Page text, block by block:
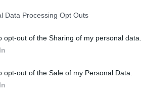
Data Processing Opt Outs
opt-out of the Sharing of my personal data.
opt-out of the Sale of my Personal Data.
έχει δεσμευτεί ότι θα
να εννοηθεί ότι θα
θητείες. Ωστόσο, η